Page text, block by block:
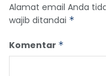
Alamat email Anda
wajib ditandai *
Komentar *